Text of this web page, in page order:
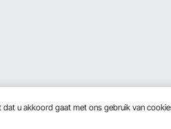
u akkoord gaat met ons gebruik van